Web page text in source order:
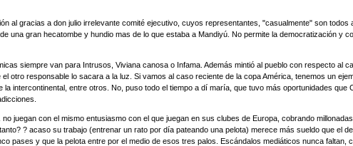
al gracias a don julio irrelevante comité ejecutivo, cuyos representantes, "casualmente" son
una gran hecatombe y hundio mas de lo que estaba a Mandiyú. No permite la democratización y
siempre van para Intrusos, Viviana canosa o Infama. Además mintió al pueblo con respecto al
otro responsable lo sacara a la luz. Si vamos al caso reciente de la copa América, tenemos un
intercontinental, entre otros. No, puso todo el tiempo a dí maría, que tuvo más oportunidades
juegan con el mismo entusiasmo con el que juegan en sus clubes de Europa, cobrando
? acaso su trabajo (entrenar un rato por día pateando una pelota) merece más sueldo que el
pases y que la pelota entre por el medio de esos tres palos. Escándalos mediáticos nunca